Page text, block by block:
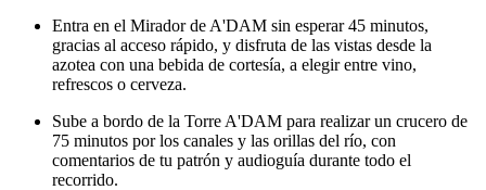
Entra en el Mirador de A'DAM sin esperar 45 minutos,
gracias al acceso rápido, y disfruta de las vistas desde la
azotea con una bebida de cortesía, a elegir entre vino,
refrescos o cerveza.
Sube a bordo de la Torre A'DAM para realizar un crucero de
75 minutos por los canales y las orillas del río, con
comentarios de tu patrón y audioguía durante todo el
recorrido.